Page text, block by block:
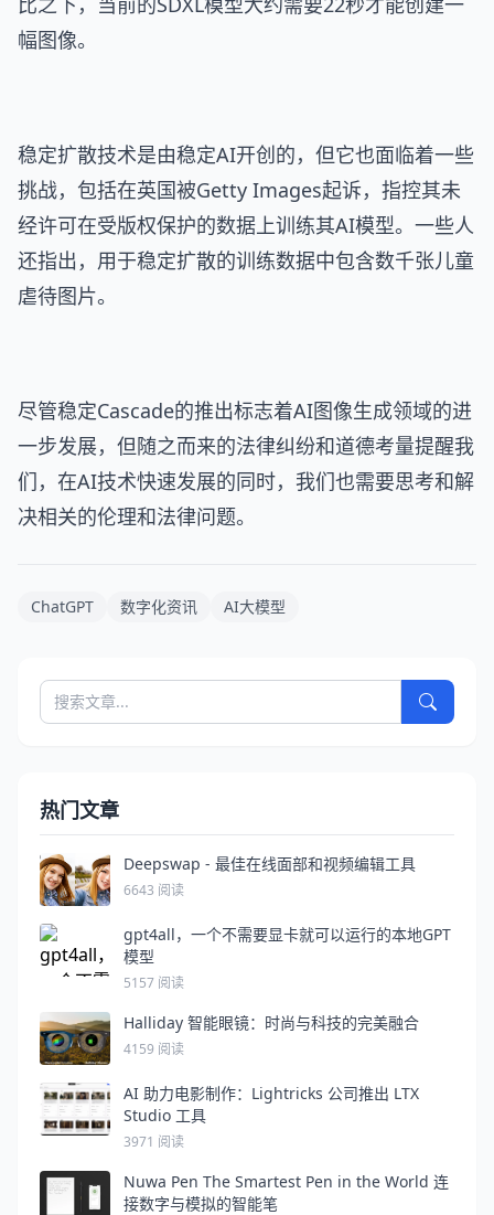
幅图像。
稳定扩散技术是由稳定AI开创的，但它也面临着一些
挑战，包括在英国被Getty Images起诉，指控其未
经许可在受版权保护的数据上训练其AI模型。一些人
还指出，用于稳定扩散的训练数据中包含数千张儿童
虐待图片。
尽管稳定Cascade的推出标志着AI图像生成领域的进
一步发展，但随之而来的法律纠纷和道德考量提醒我
们，在AI技术快速发展的同时，我们也需要思考和解
决相关的伦理和法律问题。
ChatGPT 数字化资讯 AI大模型
热门文章
Deepswap - 最佳在线面部和视频编辑工具
6643 阅读
gpt4all，一个不需要显卡就可以运行的本地GPT
模型
5157 阅读
Halliday 智能眼镜：时尚与科技的完美融合
4159 阅读
AI 助力电影制作：Lightricks 公司推出 LTX
Studio 工具
3971 阅读
Nuwa Pen The Smartest Pen in the World 连
接数字与模拟的智能笔